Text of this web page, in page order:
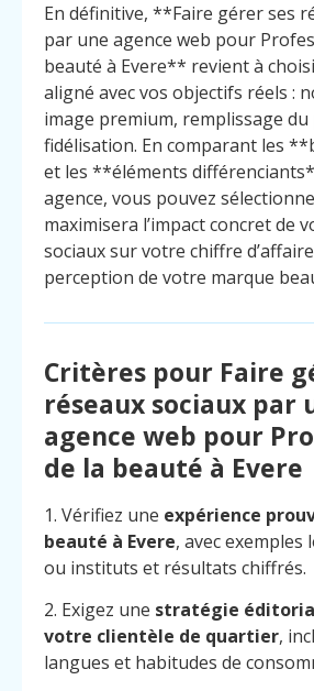
En définitive, **Faire gérer ses
par une agence web pour
beauté à Evere** revient à
aligné avec vos objectifs réels :
image premium, remplissage
fidélisation. En comparant les
et les **éléments
agence, vous pouvez
maximisera l’impact concret de
sociaux sur votre chiffre
perception de votre marque
Critères pour Faire
réseaux sociaux par
agence web pour
de la beauté à Evere
1. Vérifiez une expérience
beauté à Evere, avec exemples
ou instituts et résultats chiffrés.
2. Exigez une stratégie
votre clientèle de quartier,
langues et habitudes de